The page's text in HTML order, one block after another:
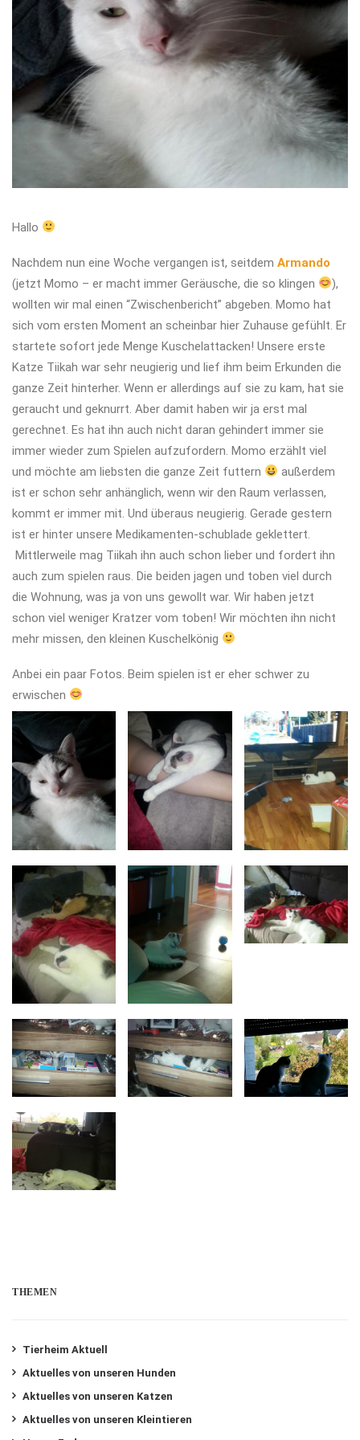
Hallo
Nachdem nun eine Woche vergangen ist, seitdem Armando
(jetzt Momo – er macht immer Geräusche, die so klingen
),
wollten wir mal einen “Zwischenbericht” abgeben. Momo hat
sich vom ersten Moment an scheinbar hier Zuhause gefühlt. Er
startete sofort jede Menge Kuschelattacken! Unsere erste
Katze Tiikah war sehr neugierig und lief ihm beim Erkunden die
ganze Zeit hinterher. Wenn er allerdings auf sie zu kam, hat sie
geraucht und geknurrt. Aber damit haben wir ja erst mal
gerechnet. Es hat ihn auch nicht daran gehindert immer sie
immer wieder zum Spielen aufzufordern. Momo erzählt viel
und möchte am liebsten die ganze Zeit futtern
außerdem
ist er schon sehr anhänglich, wenn wir den Raum verlassen,
kommt er immer mit. Und überaus neugierig. Gerade gestern
ist er hinter unsere Medikamenten-schublade geklettert.
Mittlerweile mag Tiikah ihn auch schon lieber und fordert ihn
auch zum spielen raus. Die beiden jagen und toben viel durch
die Wohnung, was ja von uns gewollt war. Wir haben jetzt
schon viel weniger Kratzer vom toben! Wir möchten ihn nicht
mehr missen, den kleinen Kuschelkönig
Anbei ein paar Fotos. Beim spielen ist er eher schwer zu
erwischen
THEMEN
Tierheim Aktuell
Aktuelles von unseren Hunden
Aktuelles von unseren Katzen
Aktuelles von unseren Kleintieren